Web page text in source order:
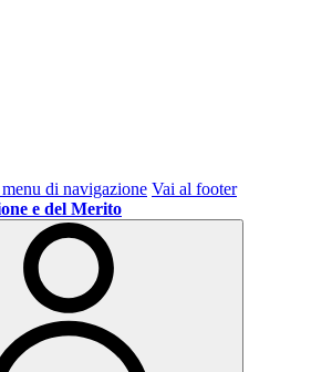
di navigazione Vai al footer
e del Merito